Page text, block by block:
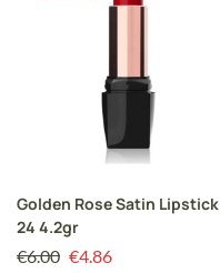
Golden Rose Satin Lipstick
24 4.2gr
€6.00 €4.86